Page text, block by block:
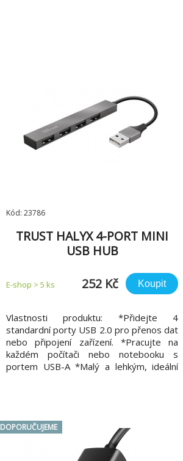
Kód: 23786
TRUST HALYX 4-PORT MINI
USB HUB
E-shop > 5 ks 252 Kč Koupit
Vlastnosti produktu: *Přidejte 4
standardní porty USB 2.0 pro přenos dat
nebo připojení zařízení. *Pracujte na
každém počítači nebo notebooku s
portem USB-A *Malý a lehkým, ideální
15 x 7 mm (Vx
DOPORUČUJEME